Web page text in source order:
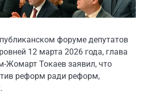
форуме депутатов
12 марта 2026 года, глава
Жомарт Токаев заявил, что
реформ ради реформ,